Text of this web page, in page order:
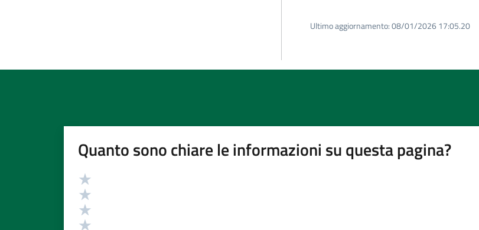
Ultimo aggiornamento:08/01/2026 17:05.20
Quanto sono chiare le informazioni su questa pagina?
Valutazione